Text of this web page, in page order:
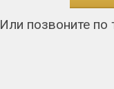
Или позвоните